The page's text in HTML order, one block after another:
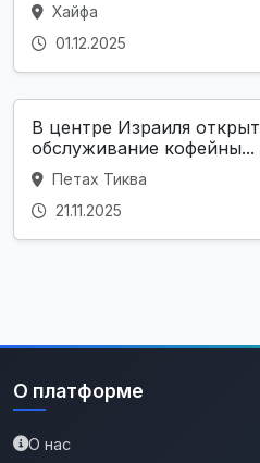
Хайфа
01.12.2025
В центре Израиля
обслуживание кофейны...
Петах Тиква
21.11.2025
О платформе
О нас